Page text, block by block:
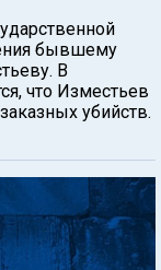
бывшему
В
что Изместьев
убийств.